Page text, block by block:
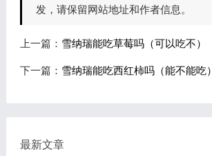
发，请保留网站地址和作者信息。
上一篇： 雪纳瑞能吃草莓吗（可以吃不）
下一篇： 雪纳瑞能吃西红柿吗（能不能吃）
最新文章